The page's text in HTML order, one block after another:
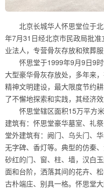
北京长城华人怀思堂位于
年7月31日经北京市民政局批
业法人，专营骨灰存放和殡葬服
怀思堂于1999年9月9日9
大型豪华骨灰存放处，多年来
精神文明建设，最大限度节约
了不懈地探索和实践，其经济
怀思堂辖区面积15万平方
建筑有：怀思堂豪华墓室、礼
堂外建筑有：阙门、乌头门、
无字碑、香灯等。典型的仿秦
砂红的门、窗、柱、墙，汉白
面和台阶，洒落其间的花卉、
古朴端庄、别具一格。怀思堂